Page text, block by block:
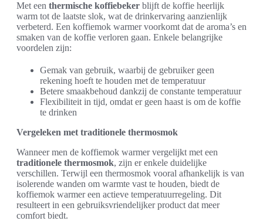
Met een thermische koffiebeker blijft de koffie heerlijk
warm tot de laatste slok, wat de drinkervaring aanzienlijk
verbeterd. Een koffiemok warmer voorkomt dat de aroma’s en
smaken van de koffie verloren gaan. Enkele belangrijke
voordelen zijn:
Gemak van gebruik, waarbij de gebruiker geen
rekening hoeft te houden met de temperatuur
Betere smaakbehoud dankzij de constante temperatuur
Flexibiliteit in tijd, omdat er geen haast is om de koffie
te drinken
Vergeleken met traditionele thermosmok
Wanneer men de koffiemok warmer vergelijkt met een
traditionele thermosmok, zijn er enkele duidelijke
verschillen. Terwijl een thermosmok vooral afhankelijk is van
isolerende wanden om warmte vast te houden, biedt de
koffiemok warmer een actieve temperatuurregeling. Dit
resulteert in een gebruiksvriendelijker product dat meer
comfort biedt.